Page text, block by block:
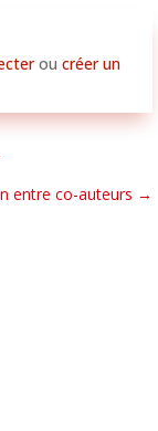
oucréer un
entre co-auteurs →